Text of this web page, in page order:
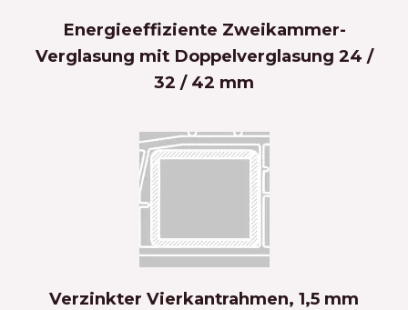
Energieeffiziente Zweikammer-
Verglasung mit Doppelverglasung 24 /
32 / 42 mm
Verzinkter Vierkantrahmen, 1,5 mm